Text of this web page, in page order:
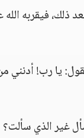
فيقربه الله
يا رب!
غير الذي سألت؟